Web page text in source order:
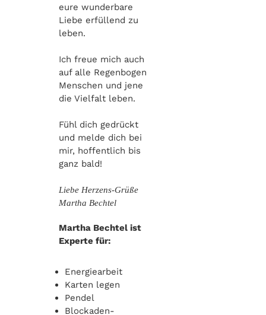
eure wunderbare
Liebe erfüllend zu
leben.
Ich freue mich auch
auf alle Regenbogen
Menschen und jene
die Vielfalt leben.
Fühl dich gedrückt
und melde dich bei
mir, hoffentlich bis
ganz bald!
Liebe Herzens-Grüße
Martha Bechtel
Martha Bechtel ist
Experte für:
Energiearbeit
Karten legen
Pendel
Blockaden-